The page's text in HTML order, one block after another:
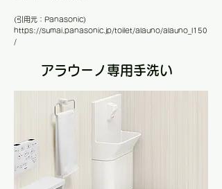
​(引用元：Panasonic)
https://sumai.panasonic.jp/toilet/alauno/alauno_l150
/
アラウーノ専用手洗い